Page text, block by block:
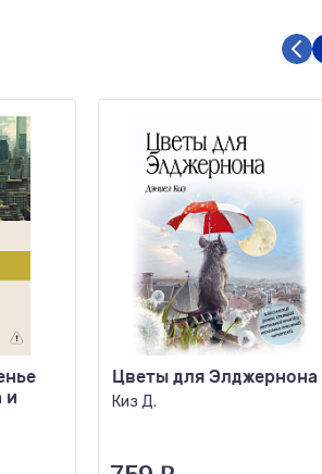
и
Цветы для Элджернона
Киз Д.